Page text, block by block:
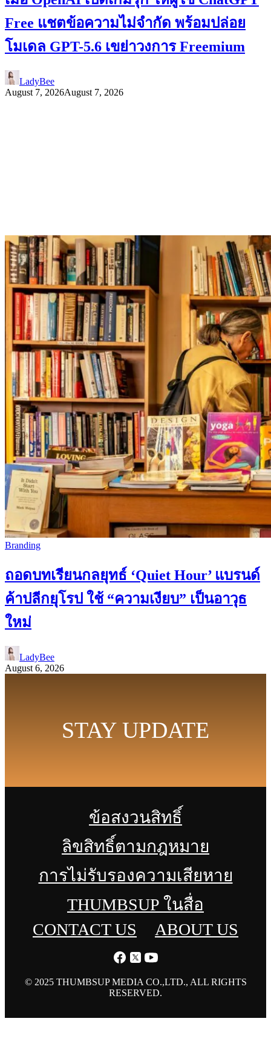
Free แชตข้อความไม่จำกัด พร้อมปล่อย
โมเดล GPT-5.6 เขย่าวงการ Freemium
LadyBee
August 7, 2026August 7, 2026
Branding
ถอดบทเรียนกลยุทธ์ ‘Quiet Hour’ แบรนด์
ค้าปลีกยุโรป ใช้ “ความเงียบ” เป็นอาวุธ
ใหม่
LadyBee
August 6, 2026
STAY UPDATE
ข้อสงวนสิทธิ์
ลิขสิทธิ์ตามกฎหมาย
การไม่รับรองความเสียหาย
THUMBSUP ในสื่อ
CONTACT US
ABOUT US
© 2025 THUMBSUP MEDIA CO.,LTD., ALL RIGHTS
RESERVED.